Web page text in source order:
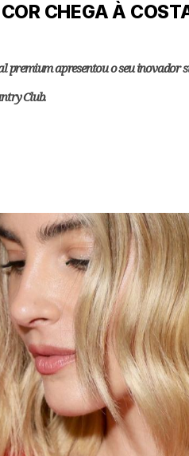
CHEGA À
premium apresentou o seu inovador
Club.